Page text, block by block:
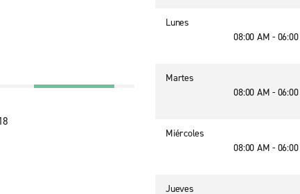
Lunes
08:00 AM -
Martes
08:00 AM -
Miércoles
08:00 AM -
Jueves